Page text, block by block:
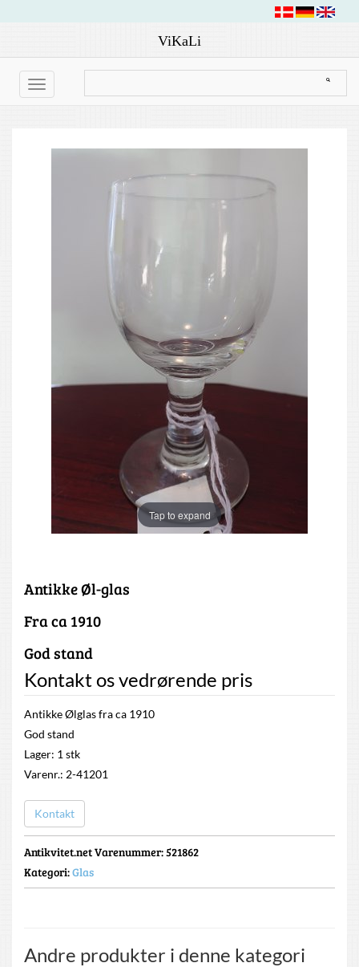
ViKaLi
Toggle
navigation
Tap to expand
Antikke Øl-glas
Fra ca 1910
God stand
Kontakt os vedrørende pris
Antikke Ølglas fra ca 1910
God stand
Lager: 1 stk
Varenr.: 2-41201
Kontakt
Antikvitet.net Varenummer: 521862
Kategori:Glas
Andre produkter i denne kategori